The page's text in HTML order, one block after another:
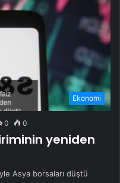
Ekonomi
0 0
yeniden
Asya borsaları düştü